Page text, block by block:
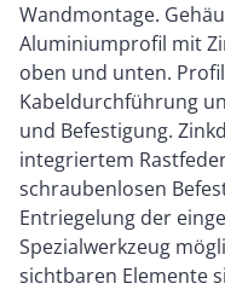
Wandmontage.
Aluminiumprofil mit
oben und unten.
Kabeldurchführung
und Befestigung.
integriertem
schraubenlosen
Entriegelung der
Spezialwerkzeug
sichtbaren Elemente